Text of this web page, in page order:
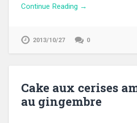
Continue Reading →
2013/10/27 0
Cake aux cerises
au gingembre